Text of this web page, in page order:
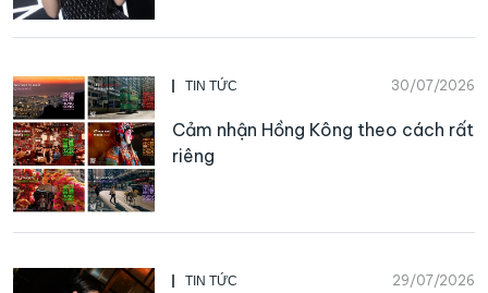
TIN TỨC 30/07/2026
Cảm nhận Hồng Kông theo cách rất
riêng
TIN TỨC 29/07/2026